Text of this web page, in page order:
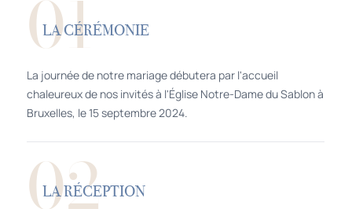
01
LA CÉRÉMONIE
La journée de notre mariage débutera par l'accueil
chaleureux de nos invités à l'Église Notre-Dame du Sablon à
Bruxelles, le 15 septembre 2024.
02
LA RÉCEPTION